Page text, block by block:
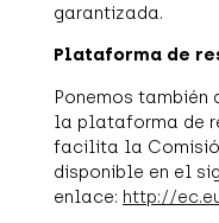
garantizada.
Plataforma de
Ponemos también
la plataforma de
facilita la
disponible en el
enlace: http://